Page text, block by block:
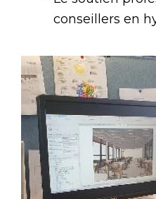
conseillers en